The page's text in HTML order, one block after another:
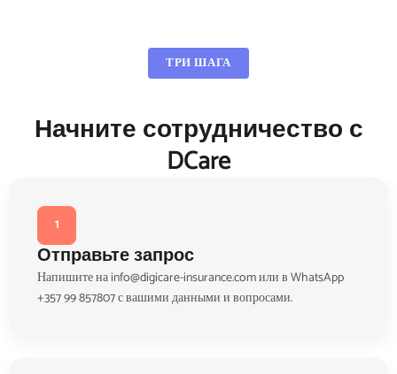
ТРИ ШАГА
Начните сотрудничество с
DCare
1
Отправьте запрос
Напишите на info@digicare-insurance.com или в WhatsApp
+357 99 857807 с вашими данными и вопросами.